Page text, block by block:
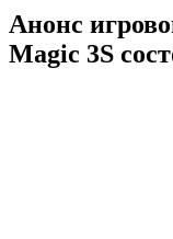
Анонс
Magic 3S